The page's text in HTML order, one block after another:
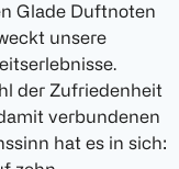
Glade Duftnoten
unsere
der Zufriedenheit
verbundenen
hat es in sich: